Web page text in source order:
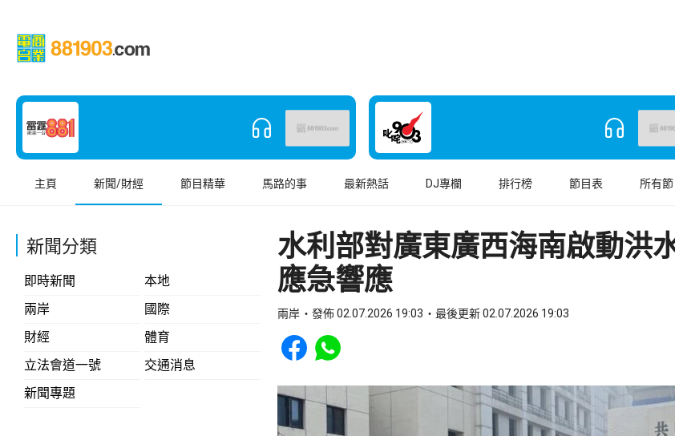
主頁 新聞/財經 節目精華 馬路的事 最新熱話 DJ專欄 排行榜 節目表 所有節
新聞分類
即時新聞
本地
兩岸
國際
財經
體育
立法會道一號
交通消息
新聞專題
水利部對廣東廣西海南啟動洪
應急響應
兩岸 發佈 02.07.2026 19:03 最後更新 02.07.2026 19:03
Share to Facebook
Share to WhatsApp